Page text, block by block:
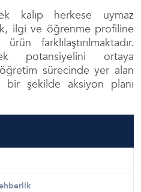
kalıp herkese uymaz
ilgi ve öğrenme profiline
farklılaştırılmaktadır.
potansiyelini ortaya
sürecinde yer alan
şekilde aksiyon planı